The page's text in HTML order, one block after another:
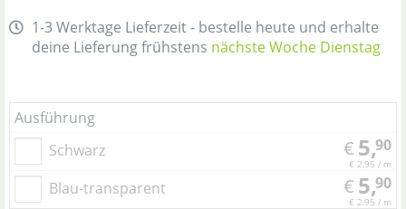
1-3 Werktage Lieferzeit - bestelle heute und erhalte
deine Lieferung frühstens nächste Woche Dienstag
Ausführung
Schwarz
€ 5,90
€ 2,95 / m
Blau-transparent € 5,90
€ 2,95 / m